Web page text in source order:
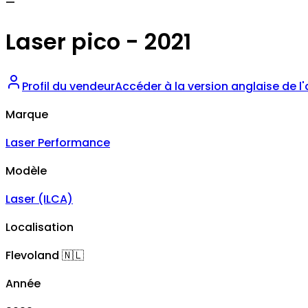
Laser pico - 2021
Profil du vendeurAccéder à la version anglaise de
Marque
Laser Performance
Modèle
Laser (ILCA)
Localisation
Flevoland 🇳🇱
Année